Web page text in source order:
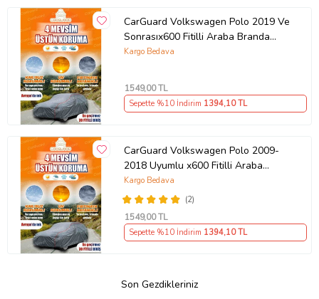
CarGuard Volkswagen Polo 2019 Ve
Sonrasıx600 Fitilli Araba Branda
Miflonlu Oto Çadır Örtü
Kargo Bedava
1549,00 TL
Sepette %10 İndirim 1394,10 TL
CarGuard Volkswagen Polo 2009-
2018 Uyumlu x600 Fitilli Araba
Brandası Miflonlu Branda Oto Çadır
Örtü
(2)
Kargo Bedava
1549,00 TL
Sepette %10 İndirim 1394,10 TL
Son Gezdikleriniz